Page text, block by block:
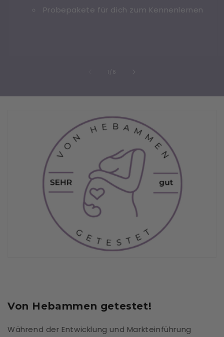
Probepakete für dich zum Kennenlernen
1 //6
Von Hebammen getestet!
Während der Entwicklung und Markteinführung